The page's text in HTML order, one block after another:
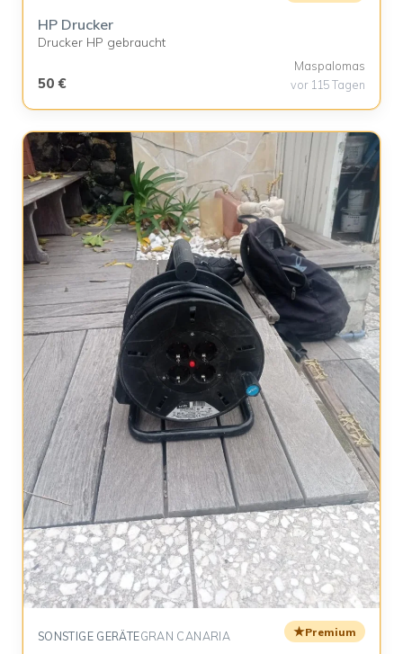
HP Drucker
Drucker HP gebraucht
50 €
Maspalomas
vor 115 Tagen
SONSTIGE GERÄTEGRAN CANARIA ★Premium